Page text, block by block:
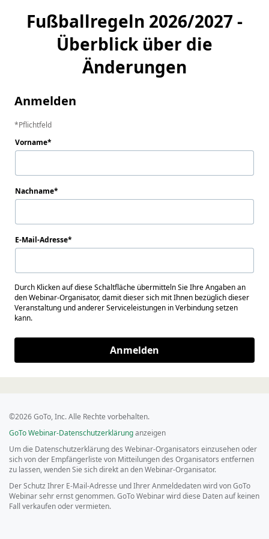
Fußballregeln 2026/2027 -
Überblick über die
Änderungen
Anmelden
Pflichtfeld
Vorname
Nachname
E-Mail-Adresse
Durch Klicken auf diese Schaltfläche übermitteln Sie Ihre Angaben an
den Webinar-Organisator, damit dieser sich mit Ihnen bezüglich dieser
Veranstaltung und anderer Serviceleistungen in Verbindung setzen
kann.
Anmelden
©2026 GoTo, Inc. Alle Rechte vorbehalten.
GoTo Webinar-Datenschutzerklärunganzeigen
Um die Datenschutzerklärung des Webinar-Organisators einzusehen oder
sich von der Empfängerliste von Mitteilungen des Organisators entfernen
zu lassen, wenden Sie sich direkt an den Webinar-Organisator.
Der Schutz Ihrer E-Mail-Adresse und Ihrer Anmeldedaten wird von GoTo
Webinar sehr ernst genommen. GoTo Webinar wird diese Daten auf keinen
Fall verkaufen oder vermieten.